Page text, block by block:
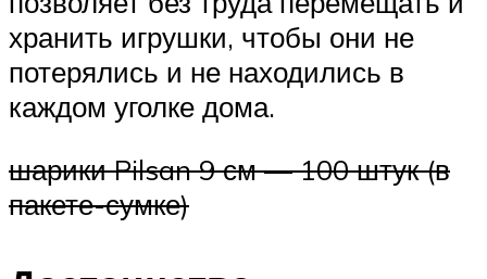
хранить игрушки, чтобы они не
потерялись и не находились в
каждом уголке дома.
шарики Pilsan 9 см — 100 штук (в
пакете-сумке)